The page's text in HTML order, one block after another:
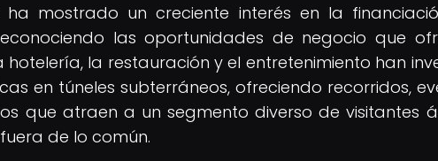
mostrado un creciente interés en la
las oportunidades de negocio que
la restauración y el entretenimiento han
en túneles subterráneos, ofreciendo recorridos,
que atraen a un segmento diverso de visitantes
de lo común.